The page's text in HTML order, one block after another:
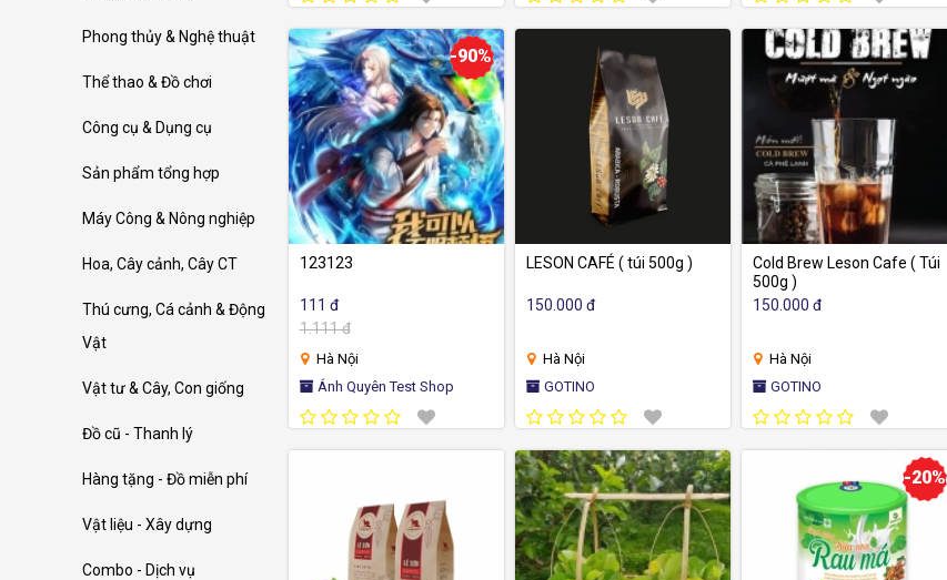
Phong thủy & Nghệ thuật
Thể thao & Đồ chơi
Công cụ & Dụng cụ
Sản phẩm tổng hợp
Máy Công & Nông nghiệp
Hoa, Cây cảnh, Cây CT
Thú cưng, Cá cảnh & Động
Vật
Vật tư & Cây, Con giống
Đồ cũ - Thanh lý
Hàng tặng - Đồ miễn phí
Vật liệu - Xây dựng
Combo - Dịch vụ
-90%
123123
111 đ
1.111 đ
Hà Nội
Ánh Quyên Test Shop
LESON CAFÉ ( túi 500g )
150.000 đ
Hà Nội
GOTINO
Cold Brew Leson Cafe ( Túi
500g )
150.000 đ
Hà Nội
GOTINO
-20%